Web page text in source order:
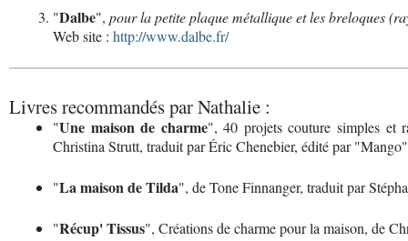
"Dalbe", pour la petite plaque métallique et les breloques
Web site : http://www.dalbe.fr/
Livres recommandés par Nathalie :
"Une maison de charme", 40 projets couture simples et
Christina Strutt, traduit par Éric Chenebier, édité par "Mango"
"La maison de Tilda", de Tone Finnanger, traduit par
"Récup' Tissus", Créations de charme pour la maison, de